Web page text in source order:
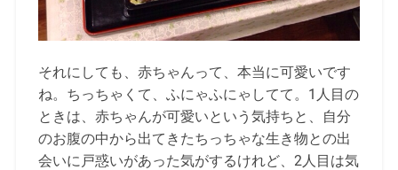
それにしても、赤ちゃんって、本当に可愛いです
ね。ちっちゃくて、ふにゃふにゃしてて。1人目の
ときは、赤ちゃんが可愛いという気持ちと、自分
のお腹の中から出てきたちっちゃな生き物との出
会いに戸惑いがあった気がするけれど、2人目は気